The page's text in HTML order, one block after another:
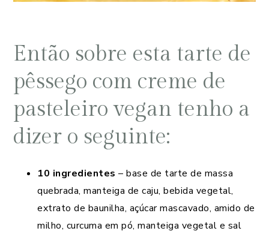
Então sobre esta tarte de
pêssego com creme de
pasteleiro vegan tenho a
dizer o seguinte:
10 ingredientes – base de tarte de massa
quebrada, manteiga de caju, bebida vegetal,
extrato de baunilha, açúcar mascavado, amido de
milho, curcuma em pó, manteiga vegetal e sal